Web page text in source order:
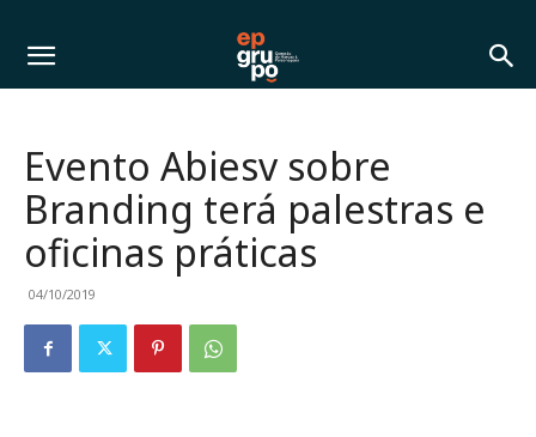
Evento Abiesv sobre
Branding terá palestras e
oficinas práticas
04/10/2019